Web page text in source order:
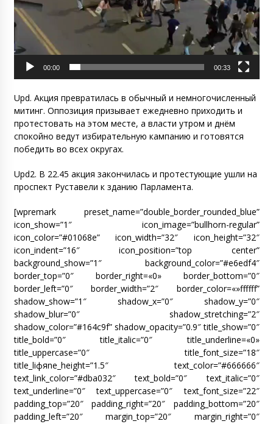
00:00 00:33
Upd. Акция превратилась в обычный и немногочисленный
митинг. Оппозиция призывает ежедневно приходить и
протестовать на этом месте, а власти утром и днём
спокойно ведут избирательную кампанию и готовятся
победить во всех округах.
Upd2. В 22.45 акция закончилась и протестующие ушли на
проспект Руставели к зданию Парламента.
[wpremark preset_name=”double_border_rounded_blue”
icon_show=”1″ icon_image=”bullhorn-regular”
icon_color=”#01068e” icon_width=”32″ icon_height=”32″
icon_indent=”16″ icon_position=”top center”
background_show=”1″ background_color=”#e6edf4″
border_top=”0″ border_right=«0» border_bottom=”0″
border_left=”0″ border_width=”2″ border_color=«»ffffff”
shadow_show=”1″ shadow_x=”0″ shadow_y=”0″
shadow_blur=”0″ shadow_stretching=”2″
shadow_color=”#164c9f” shadow_opacity=”0.9″ title_show=”0″
title_bold=”0″ title_italic=”0″ title_underline=«0»
title_uppercase=”0″ title_font_size=”18″
title_liфяne_height=”1.5″ text_color=”#666666″
text_link_color=”#dba032″ text_bold=”0″ text_italic=”0″
text_underline=”0″ text_uppercase=”0″ text_font_size=”22″
padding_top=”20″ padding_right=”20″ padding_bottom=”20″
padding_left=”20″ margin_top=”20″ margin_right=”0″